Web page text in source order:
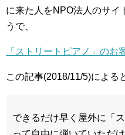
に来た人をNPO法人のサイ
うで、
「ストリートピアノ」の
この記事(2018/11/5)による
できるだけ早く屋外に「